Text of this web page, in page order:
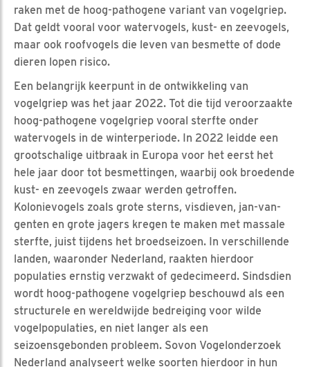
raken met de hoog-pathogene variant van vogelgriep.
Dat geldt vooral voor watervogels, kust- en zeevogels,
maar ook roofvogels die leven van besmette of dode
dieren lopen risico.
Een belangrijk keerpunt in de ontwikkeling van
vogelgriep was het jaar 2022. Tot die tijd veroorzaakte
hoog-pathogene vogelgriep vooral sterfte onder
watervogels in de winterperiode. In 2022 leidde een
grootschalige uitbraak in Europa voor het eerst het
hele jaar door tot besmettingen, waarbij ook broedende
kust- en zeevogels zwaar werden getroffen.
Kolonievogels zoals grote sterns, visdieven, jan-van-
genten en grote jagers kregen te maken met massale
sterfte, juist tijdens het broedseizoen. In verschillende
landen, waaronder Nederland, raakten hierdoor
populaties ernstig verzwakt of gedecimeerd. Sindsdien
wordt hoog-pathogene vogelgriep beschouwd als een
structurele en wereldwijde bedreiging voor wilde
vogelpopulaties, en niet langer als een
seizoensgebonden probleem. Sovon Vogelonderzoek
Nederland analyseert welke soorten hierdoor in hun